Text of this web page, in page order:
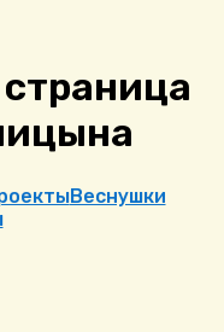
Веснушки